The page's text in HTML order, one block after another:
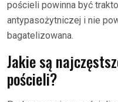
pościeli powinna być
antypasożytniczej i nie
bagatelizowana.
Jakie są
pościeli?